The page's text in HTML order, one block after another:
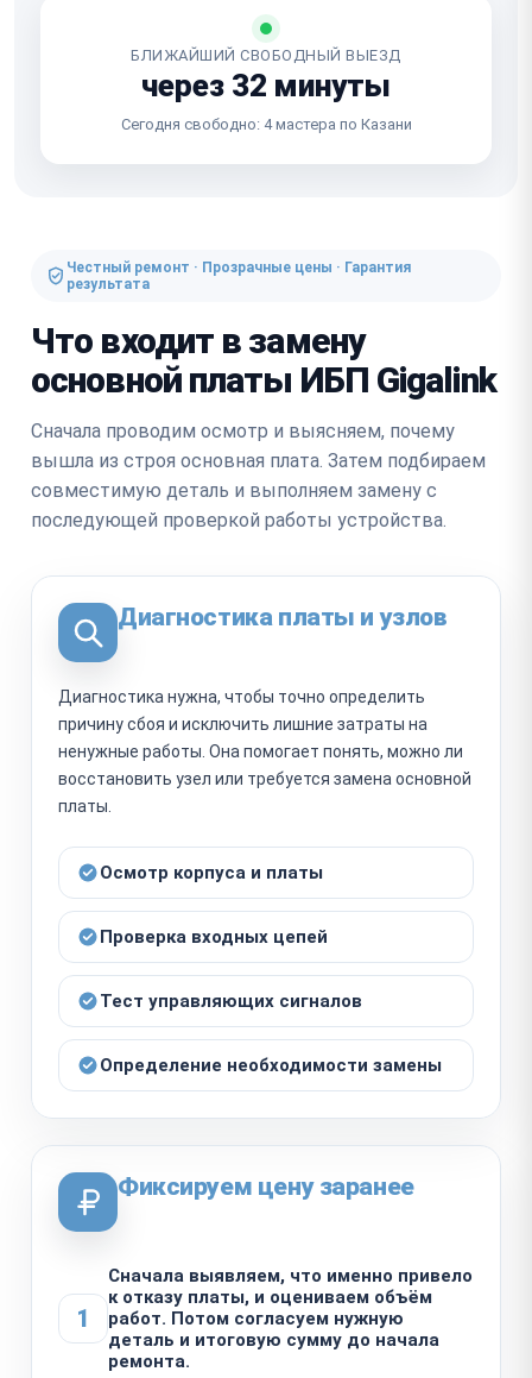
БЛИЖАЙШИЙ СВОБОДНЫЙ ВЫЕЗД
через 32 минуты
Сегодня свободно: 4 мастера по Казани
Честный ремонт · Прозрачные цены · Гарантия
результата
Что входит в замену
основной платы ИБП Gigalink
Сначала проводим осмотр и выясняем, почему
вышла из строя основная плата. Затем подбираем
совместимую деталь и выполняем замену с
последующей проверкой работы устройства.
Диагностика платы и узлов
Диагностика нужна, чтобы точно определить
причину сбоя и исключить лишние затраты на
ненужные работы. Она помогает понять, можно ли
восстановить узел или требуется замена основной
платы.
Осмотр корпуса и платы
Проверка входных цепей
Тест управляющих сигналов
Определение необходимости замены
Фиксируем цену заранее
1
Сначала выявляем, что именно привело
к отказу платы, и оцениваем объём
работ. Потом согласуем нужную
деталь и итоговую сумму до начала
ремонта.